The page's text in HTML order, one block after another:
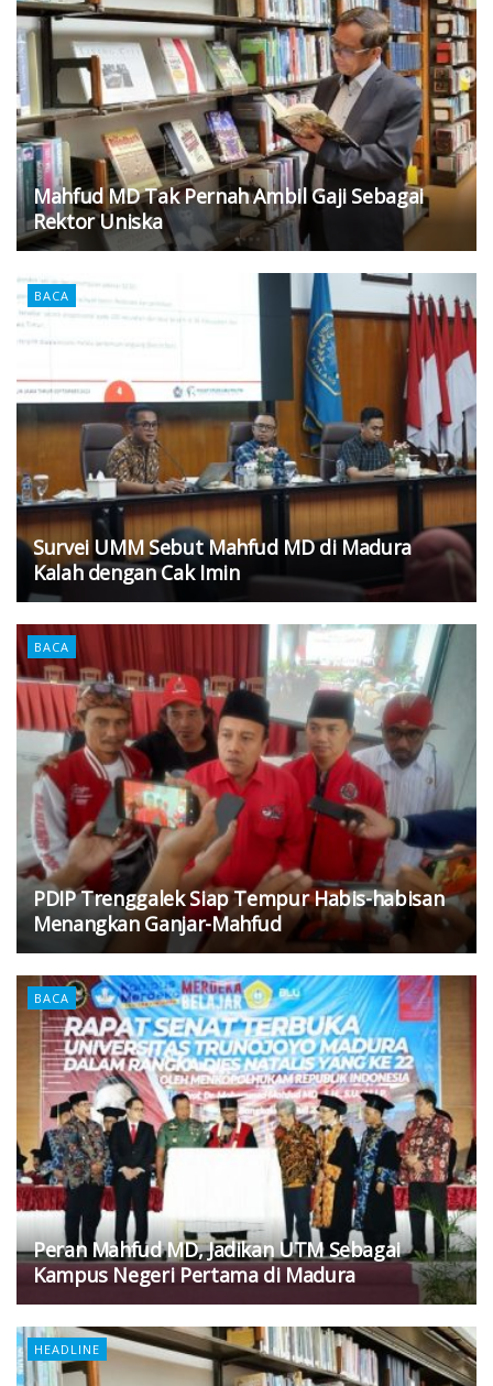
Mahfud MD Tak Pernah Ambil Gaji Sebagai
Rektor Uniska
BACA
Survei UMM Sebut Mahfud MD di Madura
Kalah dengan Cak Imin
BACA
PDIP Trenggalek Siap Tempur Habis-habisan
Menangkan Ganjar-Mahfud
BACA
Peran Mahfud MD, Jadikan UTM Sebagai
Kampus Negeri Pertama di Madura
HEADLINE